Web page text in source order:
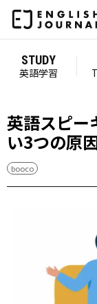
STUDY
英語学習
英語スピー
い3つの原
booco